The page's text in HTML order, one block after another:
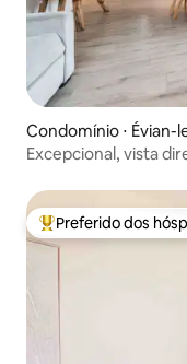
Condomínio ⋅ Évian-
Excepcional, vista
Entre os melhores
Preferido dos